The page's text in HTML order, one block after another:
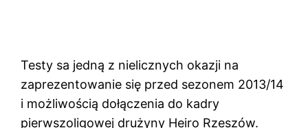
Testy sa jedną z nielicznych okazji na
zaprezentowanie się przed sezonem 2013/14
i możliwością dołączenia do kadry
pierwszoligowej drużyny Heiro Rzeszów.